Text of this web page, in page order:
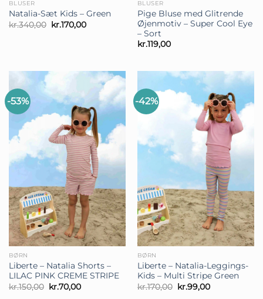
BLUSER
Natalia-Sæt Kids – Green
kr.340,00 Den
oprindelige
kr.170,00Den
BLUSER
Pige Bluse med Glitrende
Øjenmotiv – Super Cool Eye
– Sort
kr.119,00
-53%
BØRN
Liberte – Natalia Shorts –
LILAC PINK CREME STRIPE
kr.150,00 Den
oprindelige
kr.70,00Den
-42%
BØRN
Liberte – Natalia-Leggings-
Kids – Multi Stripe Green
kr.170,00 Den
oprindelige
kr.99,00Den